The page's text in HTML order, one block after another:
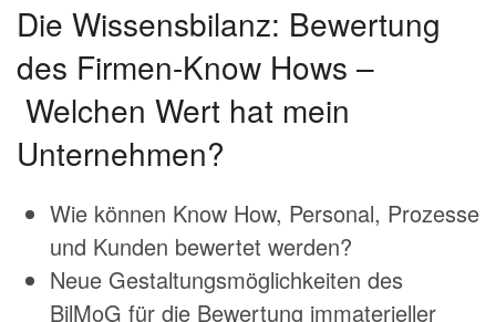
Die Wissensbilanz: Bewertung
des Firmen-Know Hows –
Welchen Wert hat mein
Unternehmen?
Wie können Know How, Personal, Prozesse
und Kunden bewertet werden?
Neue Gestaltungsmöglichkeiten des
BilMoG für die Bewertung immaterieller